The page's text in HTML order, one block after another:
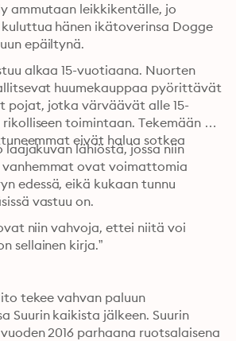
ammutaan leikkikentälle, jo
hänen ikätoverinsa Dogge
epäiltynä.
alkaa 15-vuotiaana. Nuorten
huumekauppaa pyörittävät
pojat, jotka värväävät alle 15-
toimintaan. Tekemään
eivät halua sotkea
laajakuvan lähiöstä, jossa niin
ovat voimattomia
edessä, eikä kukaan tunnu
vastuu on.
niin vahvoja, ettei niitä voi
sellainen kirja.”
tekee vahvan paluun
Suurin kaikista jälkeen. Suurin
2016 parhaana ruotsalaisena